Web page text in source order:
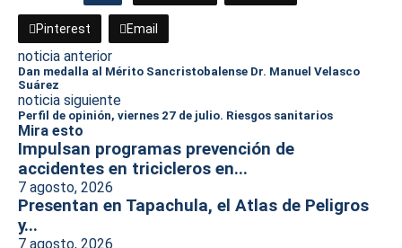
Pinterest Email
noticia anterior
Dan medalla al Mérito Sancristobalense Dr. Manuel Velasco
Suárez
noticia siguiente
Perfil de opinión, viernes 27 de julio. Riesgos sanitarios
Mira esto
Impulsan programas prevención de
accidentes en tricicleros en...
7 agosto, 2026
Presentan en Tapachula, el Atlas de Peligros
y...
7 agosto, 2026